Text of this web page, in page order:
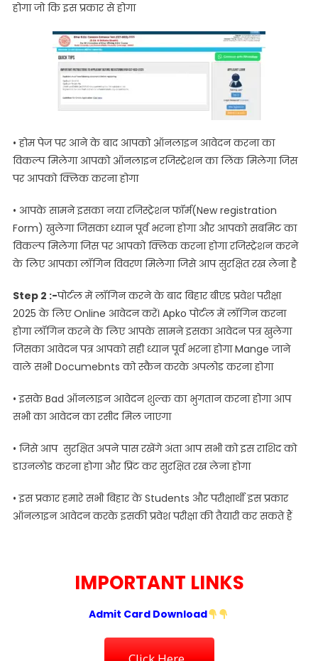
होगा जो कि इस प्रकार से होगा
• होम पेज पर आने के बाद आपको ऑनलाइन आवेदन करना का
विकल्प मिलेगा आपको ऑनलाइन रजिस्ट्रेशन का लिंक मिलेगा जिस
पर आपको क्लिक करना होगा
• आपके सामने इसका नया रजिस्ट्रेशन फॉर्म(New registration
Form) खुलेगा जिसका ध्यान पूर्व भरना होगा और आपको सबमिट का
विकल्प मिलेगा जिस पर आपको क्लिक करना होगा रजिस्ट्रेशन करने
के लिए आपका लॉगिन विवरण मिलेगा जिसे आप सुरक्षित रख लेना है
Step 2 :-पोर्टल में लॉगिन करने के बाद बिहार बीएड प्रवेश परीक्षा
2025 के लिए Online आवेदन करें। Apko पोर्टल में लॉगिन करना
होगा लॉगिन करने के लिए आपके सामने इसका आवेदन पत्र खुलेगा
जिसका आवेदन पत्र आपको सही ध्यान पूर्व भरना होगा Mange जाने
वाले सभी Documebnts को स्कैन करके अपलोड करना होगा
• इसके Bad ऑनलाइन आवेदन शुल्क का भुगतान करना होगा आप
सभी का आवेदन का रसीद मिल जाएगा
• जिसे आप सुरक्षित अपने पास रखेंगे अंता आप सभी को इस राशिद को
डाउनलोड करना होगा और प्रिंट कर सुरक्षित रख लेना होगा
• इस प्रकार हमारे सभी बिहार के Students और परीक्षार्थी इस प्रकार
ऑनलाइन आवेदन करके इसकी प्रवेश परीक्षा की तैयारी कर सकते हैं
IMPORTANT LINKS
Admit Card Download